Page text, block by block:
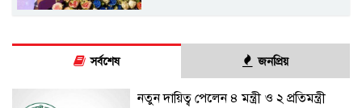
সর্বশেষ জনপ্রিয়
নতুন দায়িত্ব পেলেন ৪ মন্ত্রী ও ২ প্রতিমন্ত্রী